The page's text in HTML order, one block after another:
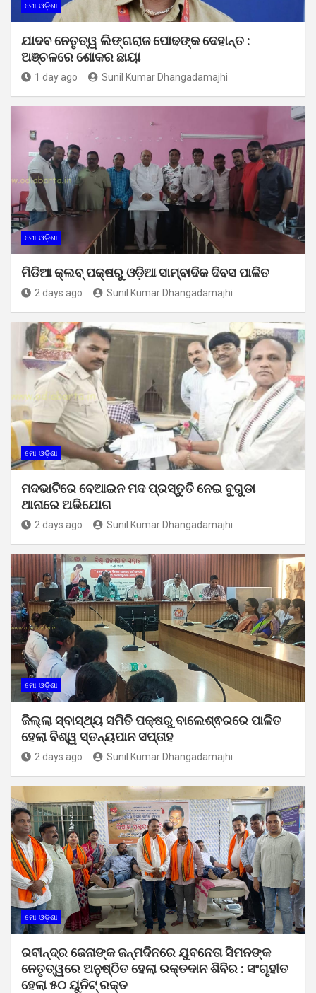
ମୋ ଓଡ଼ିଶା
ଯାଦବ ନେତୃତ୍ୱ ଲିଙ୍ଗରାଜ ପୋଢଙ୍କ ଦେହାନ୍ତ :
ଅଞ୍ଚଳରେ ଶୋକର ଛାୟା
1 day ago Sunil Kumar Dhangadamajhi
ମୋ ଓଡ଼ିଶା
ମିଡିଆ କ୍ଲବ୍ ପକ୍ଷରୁ ଓଡ଼ିଆ ସାମ୍ବାଦିକ ଦିବସ ପାଳିତ
2 days ago Sunil Kumar Dhangadamajhi
ମୋ ଓଡ଼ିଶା
ମଦଭାଟିରେ ବେଆଇନ ମଦ ପ୍ରସ୍ତୁତି ନେଇ ବୁଗୁଡା
ଥାନାରେ ଅଭିଯୋଗ
2 days ago Sunil Kumar Dhangadamajhi
ମୋ ଓଡ଼ିଶା
ଜିଲ୍ଲା ସ୍ବାସ୍ଥ୍ୟ ସମିତି ପକ୍ଷରୁ ବାଲେଶ୍ଵରରେ ପାଳିତ
ହେଲା ବିଶ୍ୱ ସ୍ତନ୍ୟପାନ ସପ୍ତାହ
2 days ago Sunil Kumar Dhangadamajhi
ମୋ ଓଡ଼ିଶା
ରବୀନ୍ଦ୍ର ଜେନାଙ୍କ ଜନ୍ମଦିନରେ ଯୁବନେତା ସିମନଙ୍କ
ନେତୃତ୍ୱରେ ଅନୁଷ୍ଠିତ ହେଲା ରକ୍ତଦାନ ଶିବିର : ସଂଗୃହୀତ
ହେଲା ୫୦ ୟୁନିଟ୍ ରକ୍ତ